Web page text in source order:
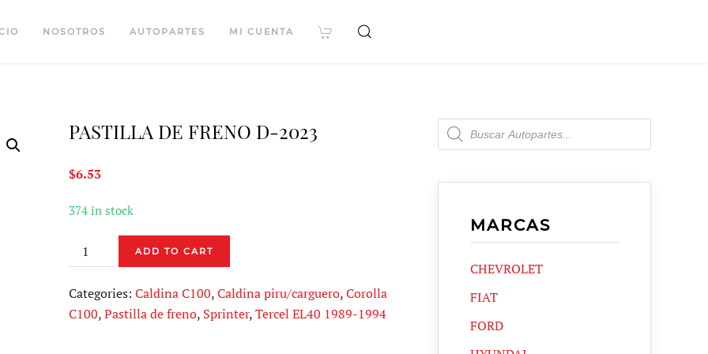
NOSOTROS AUTOPARTES MI CUENTA
PASTILLA DE FRENO D-2023
$6.53
374 in stock
PASTILLA
DE
FRENO
D-
ADD TO CART
Categories: Caldina C100,Caldina piru/carguero,Corolla
C100,Pastilla de freno, Sprinter,Tercel EL40 1989-1994
Products
search
MARCAS
CHEVROLET
FIAT
FORD